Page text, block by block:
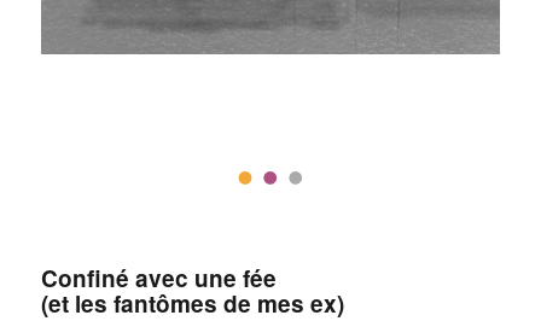
Confiné avec une fée
(et les fantômes de mes ex)